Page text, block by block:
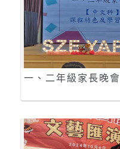
一、二年級家長晚會